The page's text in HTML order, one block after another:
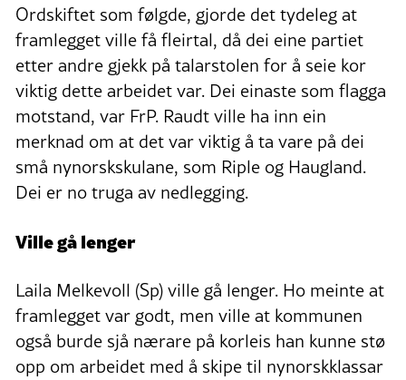
Ordskiftet som følgde, gjorde det tydeleg at
framlegget ville få fleirtal, då dei eine partiet
etter andre gjekk på talarstolen for å seie kor
viktig dette arbeidet var. Dei einaste som flagga
motstand, var FrP. Raudt ville ha inn ein
merknad om at det var viktig å ta vare på dei
små nynorskskulane, som Riple og Haugland.
Dei er no truga av nedlegging.
Ville gå lenger
Laila Melkevoll (Sp) ville gå lenger. Ho meinte at
framlegget var godt, men ville at kommunen
også burde sjå nærare på korleis han kunne stø
opp om arbeidet med å skipe til nynorskklassar